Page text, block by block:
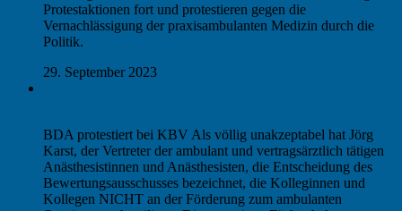
Protestaktionen fort und protestieren gegen die
Vernachlässigung der praxisambulanten Medizin durch die
Politik.
29. September 2023
BDA protestiert bei KBV Als völlig unakzeptabel hat Jörg
Karst, der Vertreter der ambulant und vertragsärztlich tätigen
Anästhesistinnen und Anästhesisten, die Entscheidung des
Bewertungsausschusses bezeichnet, die Kolleginnen und
Kollegen NICHT an der Förderung zum ambulanten